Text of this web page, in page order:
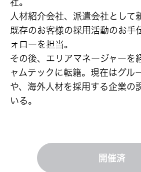
社。
人材紹介会社、派遣会社として
既存のお客様の採用活動のお手
ォローを担当。
その後、エリアマネージャーを
ャムテックに転籍。現在はグル
や、海外人材を採用する企業の
いる。
開催済